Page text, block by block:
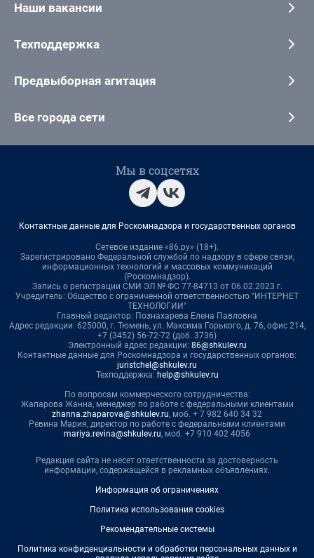
Наши вакансии
Техподдержка
Предвыборная агитация
Все города сети
Мы в соцсетях
Контактные данные для Роскомнадзора и государственных органов
Сетевое издание «86.ру» (18+).
Зарегистрировано Федеральной службой по надзору в сфере связи,
информационных технологий и массовых коммуникаций
(Роскомнадзор).
Запись о регистрации СМИ ЭЛ № ФС 77-84713 от 06.02.2023 г.
Учредитель: Общество с ограниченной ответственностью "ИНТЕРНЕТ
ТЕХНОЛОГИИ"
Главный редактор: Познахарева Елена Павловна
Адрес редакции: 625000, г. Тюмень, ул. Максима Горького, д. 76, офис 214,
+7 (3452) 56-72-72 (доб. 3736)
Электронный адрес редакции: 86@shkulev.ru
Контактные данные для Роскомнадзора и государственных органов:
juristchel@shkulev.ru
Техподдержка: help@shkulev.ru
По вопросам коммерческого сотрудничества:
Жапарова Жанна, менеджер по работе с федеральными клиентами
zhanna.zhaparova@shkulev.ru, моб. + 7 982 640 34 32
Ревина Мария, директор по работе с федеральными клиентами
mariya.revina@shkulev.ru, моб. +7 910 402 4056
Редакция сайта не несет ответственности за достоверность
информации, содержащейся в рекламных объявлениях.
Информация об ограничениях
Политика использования cookies
Рекомендательные системы
Политика конфиденциальности и обработки персональных данных и